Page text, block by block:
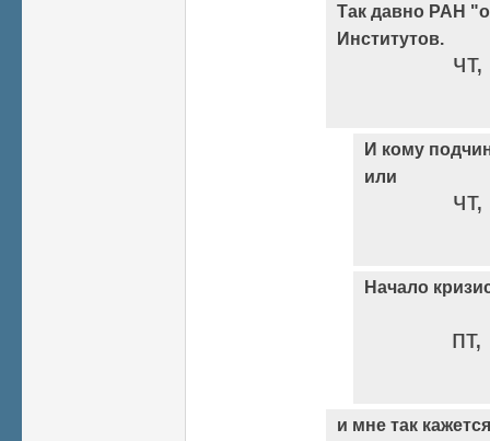
Так давно РАН
Институтов.
И кому
или
Начало
и мне так